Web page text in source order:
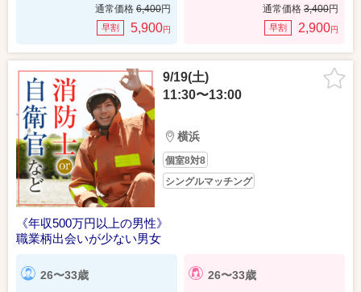
通常価格 6,400円
早割 5,900円
通常価格 3,400円
早割 2,900円
9/19(土)
11:30〜13:00
横浜
個室8対8
シングルマッチング
《年収500万円以上の男性》
職業柄出会いが少ない男女
26〜33歳 26〜33歳